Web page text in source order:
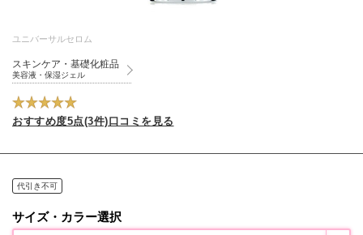
ユニバーサルセロム
スキンケア・基礎化粧品
美容液・保湿ジェル
おすすめ度5点(3件)口コミを見る
代引き不可
サイズ・カラー選択